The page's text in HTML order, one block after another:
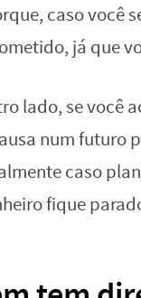
caso você
já que
lado, se você
num futuro
caso
fique